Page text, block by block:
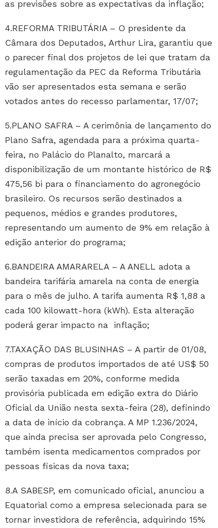
as previsões sobre as expectativas da inflação;
4.REFORMA TRIBUTÁRIA – O presidente da
Câmara dos Deputados, Arthur Lira, garantiu que
o parecer final dos projetos de lei que tratam da
regulamentação da PEC da Reforma Tributária
vão ser apresentados esta semana e serão
votados antes do recesso parlamentar, 17/07;
5.PLANO SAFRA – A cerimônia de lançamento do
Plano Safra, agendada para a próxima quarta-
feira, no Palácio do Planalto, marcará a
disponibilização de um montante histórico de R$
475,56 bi para o financiamento do agronegócio
brasileiro. Os recursos serão destinados a
pequenos, médios e grandes produtores,
representando um aumento de 9% em relação à
edição anterior do programa;
6.BANDEIRA AMARARELA – A ANELL adota a
bandeira tarifária amarela na conta de energia
para o mês de julho. A tarifa aumenta R$ 1,88 a
cada 100 kilowatt-hora (kWh). Esta alteração
poderá gerar impacto na inflação;
7.TAXAÇÃO DAS BLUSINHAS – A partir de 01/08,
compras de produtos importados de até US$ 50
serão taxadas em 20%, conforme medida
provisória publicada em edição extra do Diário
Oficial da União nesta sexta-feira (28), definindo
a data de início da cobrança. A MP 1.236/2024,
que ainda precisa ser aprovada pelo Congresso,
também isenta medicamentos comprados por
pessoas físicas da nova taxa;
8.A SABESP, em comunicado oficial, anunciou a
Equatorial como a empresa selecionada para se
tornar investidora de referência, adquirindo 15%